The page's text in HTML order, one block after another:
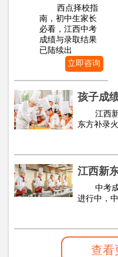
西点择校指
南，初中生家长
必看，江西中考
成绩与录取结果
已陆续出
立即咨询
孩子成
江西
东方补录
江西新
中考
进行中，
查看